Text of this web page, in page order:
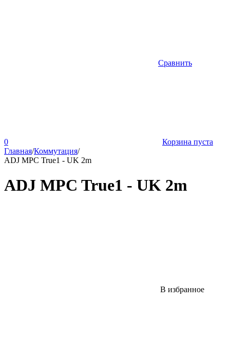
Сравнить
0
Корзина пуста
Главная/Коммутация/
ADJ MPC True1 - UK 2m
ADJ MPC True1 - UK 2m
В избранное